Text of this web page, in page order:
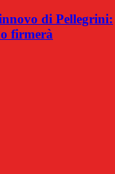
di Pellegrini:
firmerà